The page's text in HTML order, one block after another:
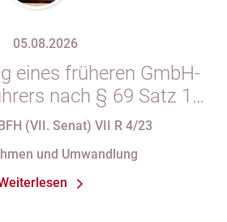
05.08.2026
eines früheren GmbH-
nach § 69 Satz 1
1 AO nach Verlust
im Handelsregister
(VII. Senat) VII R 4/23
und Umwandlung